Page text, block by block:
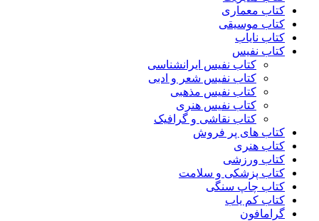
کتاب معماری
کتاب موسیقی
کتاب نایاب
کتاب نفیس
کتاب نفیس ایرانشناسی
کتاب نفیس شعر و ادبی
کتاب نفیس مذهبی
کتاب نفیس هنری
کتاب نقاشی و گرافیک
کتاب های پر فروش
کتاب هنری
کتاب ورزشی
کتاب پزشکی و سلامت
کتاب چاپ سنگی
کتاب کم یاب
گرامافون